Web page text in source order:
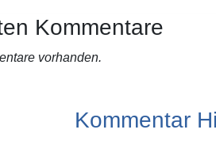
Kommentare
vorhanden.
Kommentar